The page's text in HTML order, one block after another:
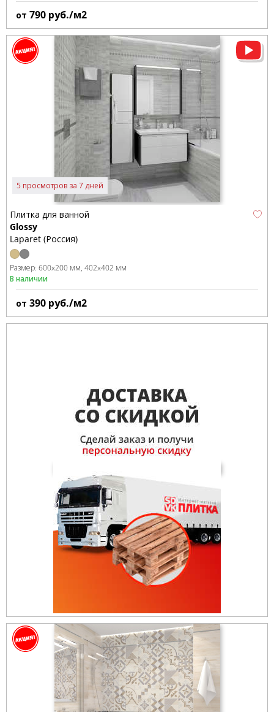
от 790 руб./м2
5 просмотров за 7 дней
Плитка для ванной
Glossy
Laparet (Россия)
Размер: 600x200 мм 402x402 мм
В наличии
от 390 руб./м2